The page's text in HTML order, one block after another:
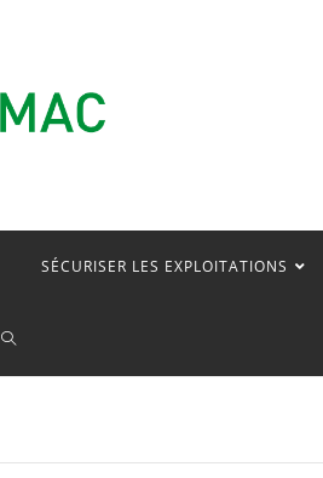
SÉCURISER LES EXPLOITATIONS
TOGGLE